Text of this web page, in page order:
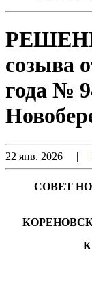
созыва
года №
22 янв. 2026 |
СОВЕТ